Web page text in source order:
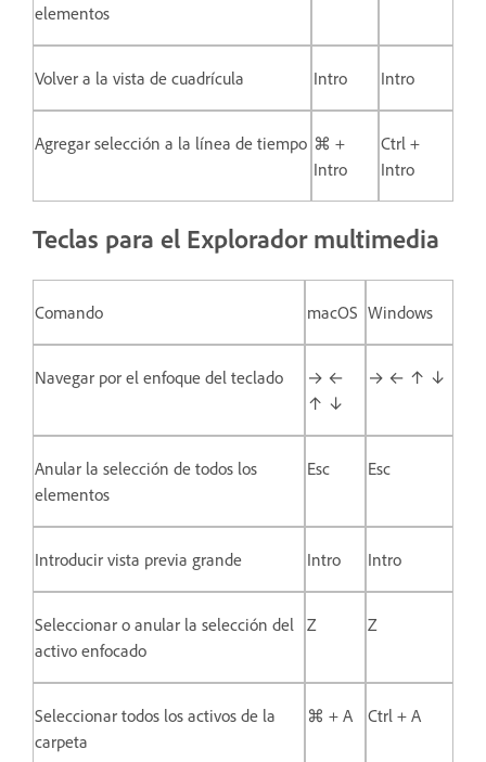
elementos
Volver a la vista de cuadrícula Intro Intro
Agregar selección a la línea de tiempo ⌘ +
Intro
Ctrl +
Intro
Teclas para el Explorador multimedia
Comando macOS Windows
Navegar por el enfoque del teclado
→ ←
↑ ↓
→ ← ↑ ↓
Anular la selección de todos los
elementos
Esc Esc
Introducir vista previa grande Intro Intro
Seleccionar o anular la selección del
activo enfocado
Z Z
Seleccionar todos los activos de la
carpeta
⌘ + A Ctrl + A